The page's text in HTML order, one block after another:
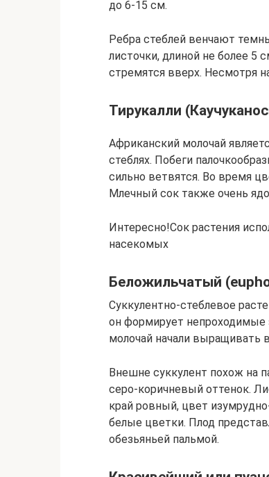
до 6-15 см.
Ребра стеблей венчают
листочки, длиной не более 5
стремятся вверх. Несмотря
Тирукалли
Африканский молочай
стеблях. Побеги
сильно ветвятся. Во время
Млечный сок также очень
Интересно!Сок растения
насекомых
Беложильчатый
Суккулентно-стеблевое
он формирует
молочай начали выращивать
Внешне суккулент похож на
серо-коричневый оттенок.
край ровный, цвет
белые цветки. Плод
обезьяньей пальмой.